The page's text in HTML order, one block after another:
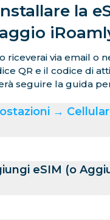
la
riceverai via email o
QR e il codice di
seguire la guida
→
eSIM (o